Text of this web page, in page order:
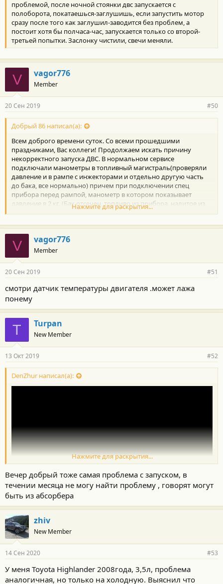
проблемой, после ночной стоянки двс запускается с
полоборота, покатаешься-заглушишь, если запустить мотор
сразу после того как заглушил-заводится без проблем, а
постоит хотя бы полчаса-час, запускается только со второй-
третьей попытки. Заслонку чистили, свечи меняли.
V vagor776
Member
20 Сен 2019 #50
Добрый 86 написал(а):
Всем доброго времени суток. Со всеми прошедшими
праздниками, Вас коллеги! Продолжаем искать причину
некорректного запуска ДВС. В нормальном сервисе
подключали манометры в топливный магистраль(проверяли
давление и в рампе с инжекторами и отдельно другую часть
до бака, все нормально) причем при подключении спец
прибора перед рампой, манометр в котором показывает
давление в 2 кг. (Бак отсечен, топливо из прибора, налитое из
бака) мотор заводится отлично. Попробовали дополнительно
аккумулятора, проблема так же не исчезает. Дальше идей пока
никаких.
Нажмите для раскрытия...
V vagor776
Member
20 Сен 2019 #51
смотри датчик температуры двигателя .может лажа
понему
T Turpan
New Member
13 Окт 2019 #52
DenZhur написал(а):
Нажмите для раскрытия...
Вечер добрый тоже самая проблема с запуском, в
течении месяца не могу найти проблему , говорят могут
быть из абсорбера
zhiv
New Member
14 Сен 2020 #53
У меня Toyota Highlander 2008года, 3,5л, проблема
аналогичная, но только на холодную. Выяснил что